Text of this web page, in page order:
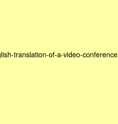
translation-of-a-video-conference